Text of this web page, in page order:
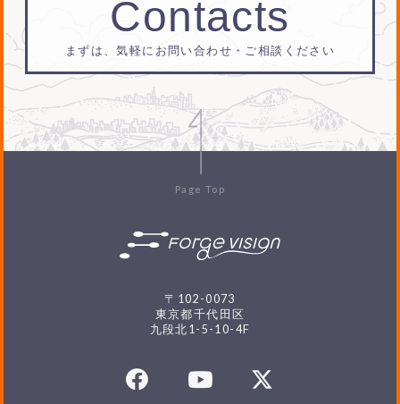
Contacts
まずは、気軽にお問い合わせ・ご相談ください
Page Top
〒102-0073
東京都千代田区
九段北1-5-10-4F